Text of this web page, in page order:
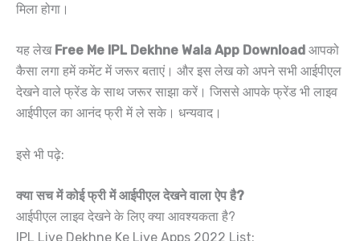
मिला होगा।
यह लेख Free Me IPL Dekhne Wala App Download आपको
कैसा लगा हमें कमेंट में जरूर बताएं। और इस लेख को अपने सभी आईपीएल
देखने वाले फ्रेंड के साथ जरूर साझा करें। जिससे आपके फ्रेंड भी लाइव
आईपीएल का आनंद फ्री में ले सके। धन्यवाद।
इसे भी पढ़े:
क्या सच में कोई फ्री में आईपीएल देखने वाला ऐप है?
आईपीएल लाइव देखने के लिए क्या आवश्यकता है?
IPL Live Dekhne Ke Liye Apps 2022 List: